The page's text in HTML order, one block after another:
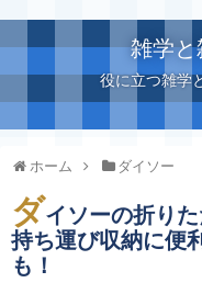
雑学と
役に立つ雑学
ホーム ダイソー
ダイソーの折り
持ち運び収納に便
も！